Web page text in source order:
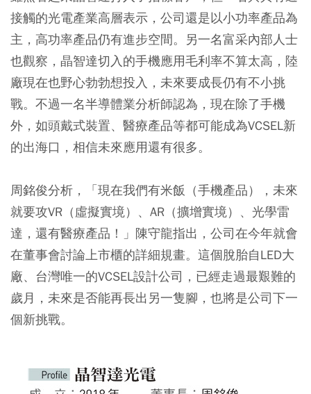
接觸的光電產業高層表示，公司還是以小功率產品為
主，高功率產品仍有進步空間。另一名富采內部人士
也觀察，晶智達切入的手機應用毛利率不算太高，陸
廠現在也野心勃勃想投入，未來要成長仍有不小挑
戰。不過一名半導體業分析師認為，現在除了手機
外，如頭戴式裝置、醫療產品等都可能成為VCSEL新
的出海口，相信未來應用還有很多。
周銘俊分析，「現在我們有米飯（手機產品），未來
就要攻VR（虛擬實境）、AR（擴增實境）、光學雷
達，還有醫療產品！」陳守龍指出，公司在今年就會
在董事會討論上市櫃的詳細規畫。這個脫胎自LED大
廠、台灣唯一的VCSEL設計公司，已經走過最艱難的
歲月，未來是否能再長出另一隻腳，也將是公司下一
個新挑戰。